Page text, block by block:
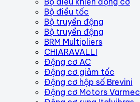
Bộ điều tốc
Bộ truyền động
Bộ truyền động
BRM Multipliers
CHIARAVALLI
Động cơ AC
Động cơ giảm tốc
Động cơ hộp số Brevini
Động cơ Motors Varmec